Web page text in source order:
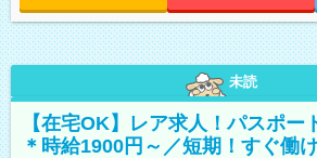
未読
【在宅OK】レア求人！パスポー
＊時給1900円～／短期！すぐ働